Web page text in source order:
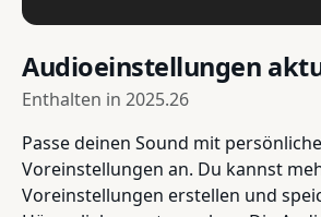
Audioeinstellungen
Enthalten in 2025.26
Passe deinen Sound mit
Voreinstellungen an. Du kannst
Voreinstellungen erstellen und